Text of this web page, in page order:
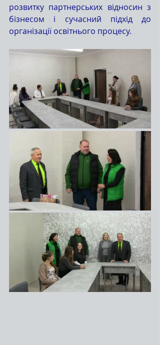
розвитку партнерських відносин з
бізнесом і сучасний підхід до
організації освітнього процесу.